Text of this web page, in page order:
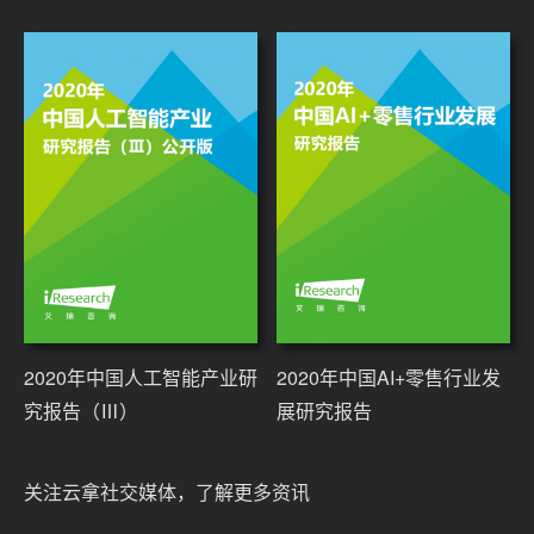
2020年中国人工智能产业研
究报告（Ⅲ）
2020年中国AI+零售行业发
展研究报告
关注云拿社交媒体，了解更多资讯